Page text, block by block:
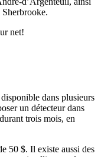
net!
dans plusieurs
un détecteur dans
trois mois, en
50 $. Il existe aussi des